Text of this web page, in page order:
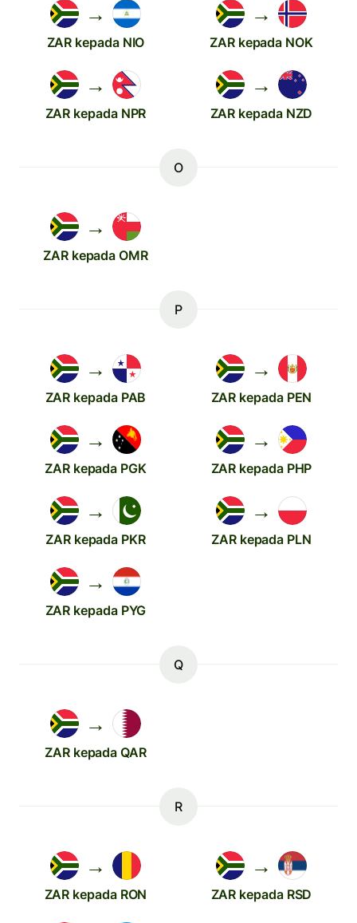
→
ZAR kepada NIO
→
ZAR kepada NOK
→
ZAR kepada NPR
→
ZAR kepada NZD
O
→
ZAR kepada OMR
P
→
ZAR kepada PAB
→
ZAR kepada PEN
→
ZAR kepada PGK
→
ZAR kepada PHP
→
ZAR kepada PKR
→
ZAR kepada PLN
→
ZAR kepada PYG
Q
→
ZAR kepada QAR
R
→
ZAR kepada RON
→
ZAR kepada RSD